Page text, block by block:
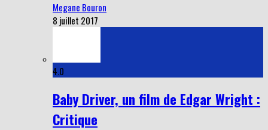
Megane Bouron
8 juillet 2017
4.0
Baby Driver, un film de Edgar Wright :
Critique